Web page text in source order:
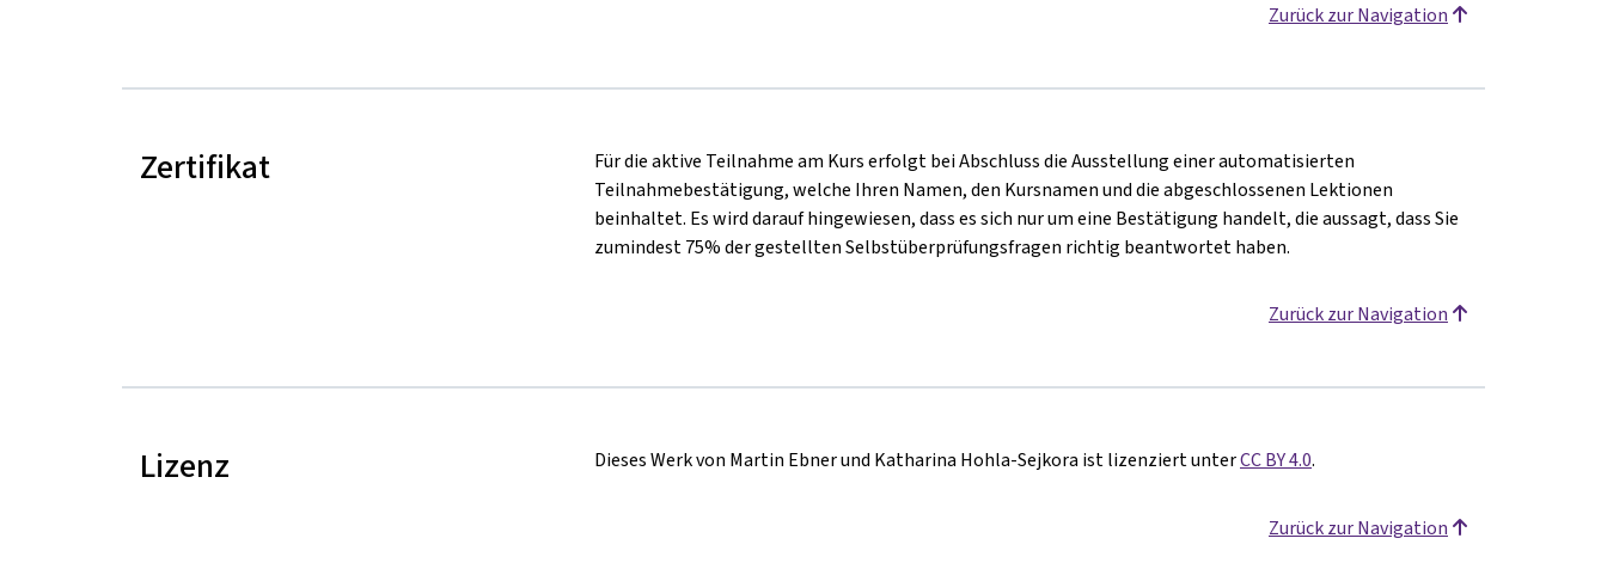
Zurück zur Navigation
Zertifikat
Für die aktive Teilnahme am Kurs erfolgt bei Abschluss die Ausstellung einer automatisierten
Teilnahmebestätigung, welche Ihren Namen, den Kursnamen und die abgeschlossenen Lektionen
beinhaltet. Es wird darauf hingewiesen, dass es sich nur um eine Bestätigung handelt, die aussagt, dass Sie
zumindest 75% der gestellten Selbstüberprüfungsfragen richtig beantwortet haben.
Zurück zur Navigation
Lizenz Dieses Werk von Martin Ebner und Katharina Hohla-Sejkora ist lizenziert unterCC BY 4.0.
Zurück zur Navigation